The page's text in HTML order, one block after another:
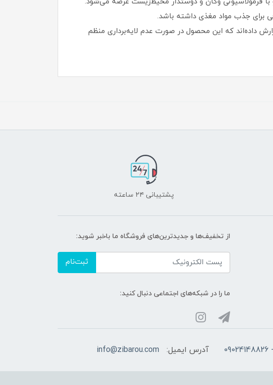
برای جذب مواد مغذی داشته باشد.
داده‌اند که این محصول در صورت عدم لایه‌برداری منظم
پشتیبانی ۲۴ ساعته
از تخفیف‌ها و جدیدترین‌های فروشگاه ما باخبر شوید:
ثبت‌نام
ما را در شبکه‌های اجتماعی دنبال کنید:
آدرس ایمیل: info@zibarou.com